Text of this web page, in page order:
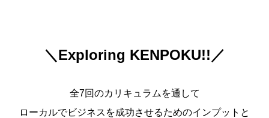
＼Exploring KENPOKU!!／
全7回のカリキュラムを通して
ローカルでビジネスを成功させるためのインプットと